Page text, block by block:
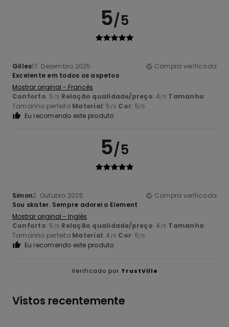
5/5
Gilles17. Dezembro 2025
Compra verificada
Excelente em todos os aspetos
Mostrar original - Francês
Conforto: 5 /5 Relação qualidade/preço: 4 /5 Tamanho:
Tamanho perfeito Material: 5 /5 Cor: 5/5
Eu recomendo este produto
5/5
Simon2. Outubro 2025
Compra verificada
Sou skater. Sempre adorei o Element
Mostrar original - Inglês
Conforto: 5 /5 Relação qualidade/preço: 4 /5 Tamanho:
Tamanho perfeito Material: 4 /5 Cor: 5/5
Eu recomendo este produto
Verificado por TrustVille
Vistos recentemente